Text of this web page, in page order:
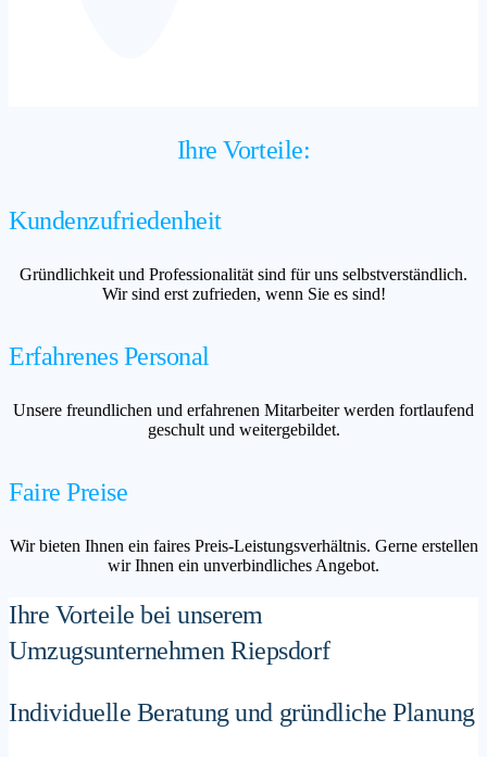
Ihre Vorteile:
Kundenzufriedenheit
Gründlichkeit und Professionalität sind für uns selbstverständlich.
Wir sind erst zufrieden, wenn Sie es sind!
Erfahrenes Personal
Unsere freundlichen und erfahrenen Mitarbeiter werden fortlaufend
geschult und weitergebildet.
Faire Preise
Wir bieten Ihnen ein faires Preis-Leistungsverhältnis. Gerne erstellen
wir Ihnen ein unverbindliches Angebot.
Ihre Vorteile bei unserem
Umzugsunternehmen Riepsdorf
Individuelle Beratung und gründliche Planung